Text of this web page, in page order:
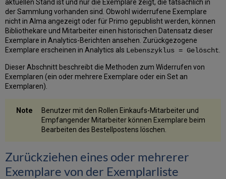
Sets
widerrufen
aktuellen Stand ist und nur die Exemplare zeigt, die tatsächlich in
der Sammlung vorhanden sind. Obwohl widerrufene Exemplare
nicht in Alma angezeigt oder für Primo gepublisht werden, können
Bibliothekare und Mitarbeiter einen historischen Datensatz dieser
Exemplare in Analytics-Berichten ansehen. Zurückgezogene
Exemplare erscheinen in Analytics als Lebenszyklus = Gelöscht.
Dieser Abschnitt beschreibt die Methoden zum Widerrufen von
Exemplaren (ein oder mehrere Exemplare oder ein Set an
Exemplaren).
Benutzer mit den Rollen Einkaufs-Mitarbeiter und
Empfangender Mitarbeiter können Exemplare beim
Bearbeiten des Bestellpostens löschen.
Zurückziehen eines oder mehrerer
Exemplare von der Exemplarliste